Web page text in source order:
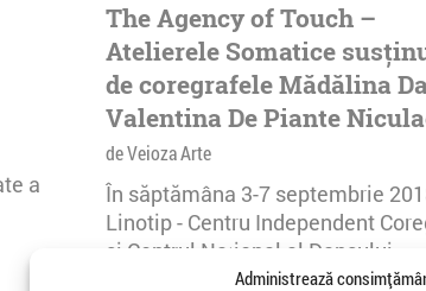
Administrează
a
The Agency of Touch –
Atelierele Somatice
de coregrafele Mădălina
Valentina De Piante
de Veioza Arte
În săptămâna 3-7 septembrie
Linotip - Centru Independent
și Centrul Național al Dansului